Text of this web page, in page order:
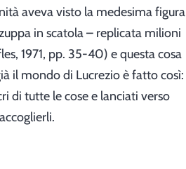
aveva visto la medesima figura
in scatola – replicata milioni
1971, pp. 35-40) e questa cosa
il mondo di Lucrezio è fatto così:
di tutte le cose e lanciati verso